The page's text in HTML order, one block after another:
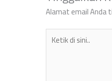
Alamat email Anda
Ketik